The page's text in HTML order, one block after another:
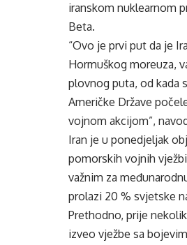
iranskom nuklearnom
Beta.
“Ovo je prvi put da je
Hormuškog moreuza,
plovnog puta, od kada
Američke Države
vojnom akcijom”,
Iran je u ponedjeljak
pomorskih vojnih
važnim za
prolazi 20 % svjetske
Prethodno, prije
izveo vježbe sa